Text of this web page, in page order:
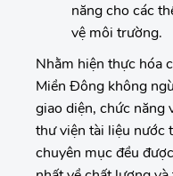
năng cho các
vệ môi trường.
Nhằm hiện thực hóa
Miền Đông không
giao diện, chức năng
thư viện tài liệu nước
chuyên mục đều